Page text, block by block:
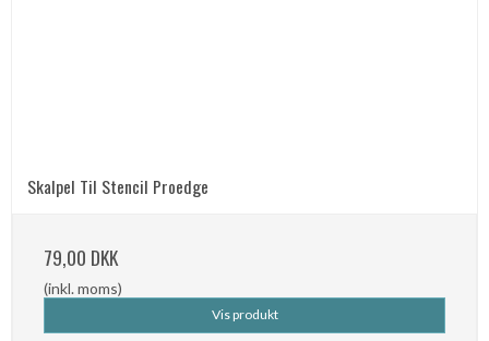
Skalpel Til Stencil Proedge
79,00 DKK
(inkl. moms)
Vis produkt